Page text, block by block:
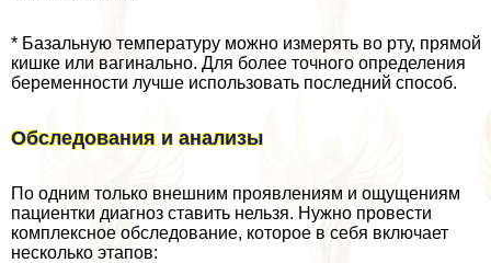
* Базальную температуру можно измерять во рту, прямой
кишке или вaгинально. Для более точного определения
беременности лучше использовать последний способ.
Обследования и анализы
По одним только внешним проявлениям и ощущениям
пациентки диагноз ставить нельзя. Нужно провести
комплексное обследование, которое в себя включает
несколько этапов: